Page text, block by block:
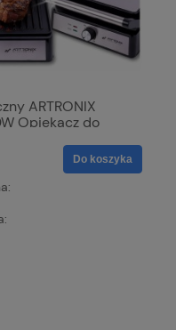
ARTRONIX
Opiekacz do
Do koszyka